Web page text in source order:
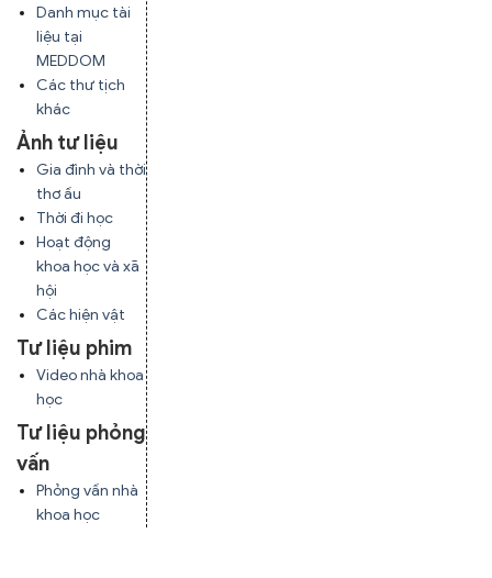
Danh mục tài
liệu tại
MEDDOM
Các thư tịch
khác
Ảnh tư liệu
Gia đình và thời
thơ ấu
Thời đi học
Hoạt động
khoa học và xã
hội
Các hiện vật
Tư liệu phim
Video nhà khoa
học
Tư liệu phỏng
vấn
Phỏng vấn nhà
khoa học